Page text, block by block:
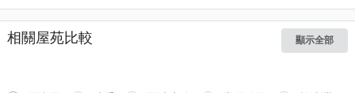
相關屋苑比較 顯示全部